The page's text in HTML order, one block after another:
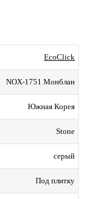
EcoClick
NOX-1751 Монблан
Южная Корея
Stone
серый
Под плитку